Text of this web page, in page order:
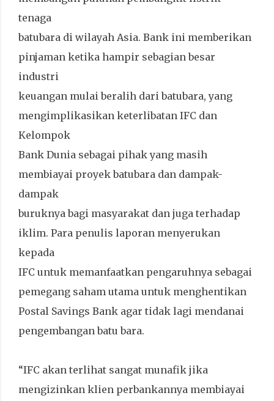
tenaga
batubara di wilayah Asia. Bank ini memberikan
pinjaman ketika hampir sebagian besar
industri
keuangan mulai beralih dari batubara, yang
mengimplikasikan keterlibatan IFC dan
Kelompok
Bank Dunia sebagai pihak yang masih
membiayai proyek batubara dan dampak-
dampak
buruknya bagi masyarakat dan juga terhadap
iklim. Para penulis laporan menyerukan
kepada
IFC untuk memanfaatkan pengaruhnya sebagai
pemegang saham utama untuk menghentikan
Postal Savings Bank agar tidak lagi mendanai
pengembangan batu bara.
“IFC akan terlihat sangat munafik jika
mengizinkan klien perbankannya membiayai